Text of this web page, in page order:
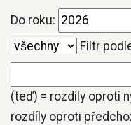
Do roku:
Filtr
(teď) = rozdíly oproti
rozdíly oproti